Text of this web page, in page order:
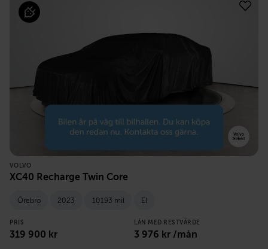
VOLVO
XC40 Recharge Twin Core
Örebro 2023 10193 mil El
PRIS
319 900 kr
LÅN MED RESTVÄRDE
3 976 kr /mån